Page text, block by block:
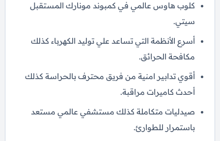
كلوب هاوس عالمي في كمبوند مونارك المستقبل
سيتي.
أسرع الأنظمة التي تساعد علي توليد الكهرباء كذلك
مكافحة الحرائق.
أقوي تدابير امنية من فريق محترف بالحراسة كذلك
أحدث كاميرات مراقبة.
صيدليات متكاملة كذلك مستشفي عالمي مستعد
باستمرار للطوارئ.